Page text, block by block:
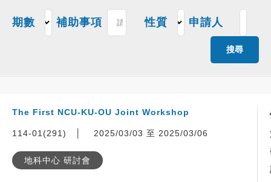
期數 補助事項 性質 申請人
搜尋
The First NCU-KU-OU Joint Workshop
114-01(291) 2025/03/03 至 2025/03/06
地科中心 研討會